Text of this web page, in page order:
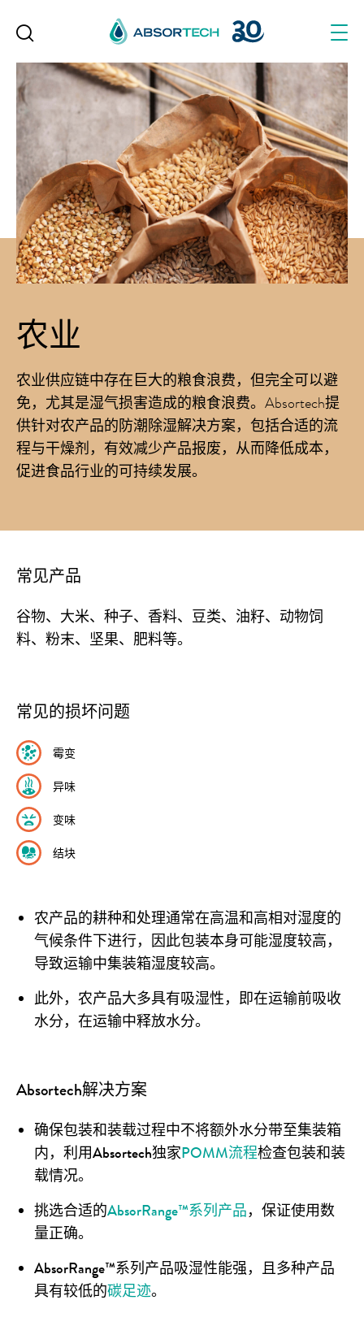
农业
农业供应链中存在巨大的粮食浪费，但完全可以避
免，尤其是湿气损害造成的粮食浪费。Absortech提
供针对农产品的防潮除湿解决方案，包括合适的流
程与干燥剂，有效减少产品报废，从而降低成本，
促进食品行业的可持续发展。
常见产品
谷物、大米、种子、香料、豆类、油籽、动物饲
料、粉末、坚果、肥料等。
常见的损坏问题
霉变
异味
变味
结块
农产品的耕种和处理通常在高温和高相对湿度的
气候条件下进行，因此包装本身可能湿度较高，
导致运输中集装箱湿度较高。
此外，农产品大多具有吸湿性，即在运输前吸收
水分，在运输中释放水分。
Absortech解决方案
确保包装和装载过程中不将额外水分带至集装箱
内，利用Absortech独家POMM流程检查包装和装
载情况。
挑选合适的AbsorRange™系列产品，保证使用数
量正确。
AbsorRange™系列产品吸湿性能强，且多种产品
具有较低的碳足迹。